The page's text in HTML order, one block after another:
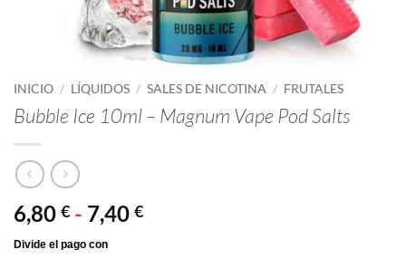
INICIO / LÍQUIDOS / SALES DE NICOTINA / FRUTALES
Bubble Ice 10ml – Magnum Vape Pod Salts
6,80 € - 7,40 €Rango